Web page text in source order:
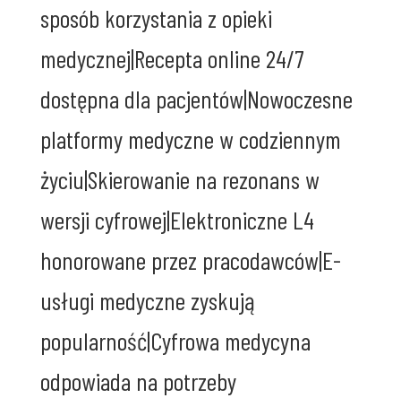
sposób korzystania z opieki
medycznej|Recepta online 24/7
dostępna dla pacjentów|Nowoczesne
platformy medyczne w codziennym
życiu|Skierowanie na rezonans w
wersji cyfrowej|Elektroniczne L4
honorowane przez pracodawców|E-
usługi medyczne zyskują
popularność|Cyfrowa medycyna
odpowiada na potrzeby